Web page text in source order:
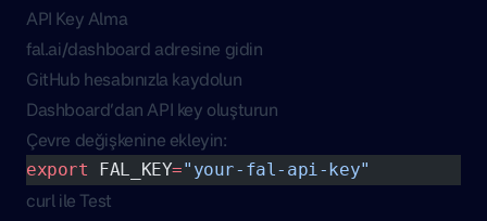
API Key Alma
fal.ai/dashboard adresine gidin
GitHub hesabınızla kaydolun
Dashboard’dan API key oluşturun
Çevre değişkenine ekleyin:
export FAL_KEY="your-fal-api-key"
curl ile Test